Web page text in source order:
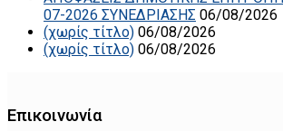
07-2026 ΣΥΝΕΔΡΙΑΣΗΣ 06/08/2026
(χωρίς τίτλο) 06/08/2026
(χωρίς τίτλο) 06/08/2026
Επικοινωνία